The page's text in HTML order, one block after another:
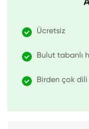
Ücretsiz
Bulut tabanlı
Birden çok